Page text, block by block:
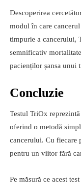
Descoperirea
modul în care
timpurie a cancerului,
semnificativ
pacienților șansa unui
Concluzie
Testul TriOx
oferind o metodă
cancerului. Cu fiecare
pentru un viitor fără
Pe măsură ce acest